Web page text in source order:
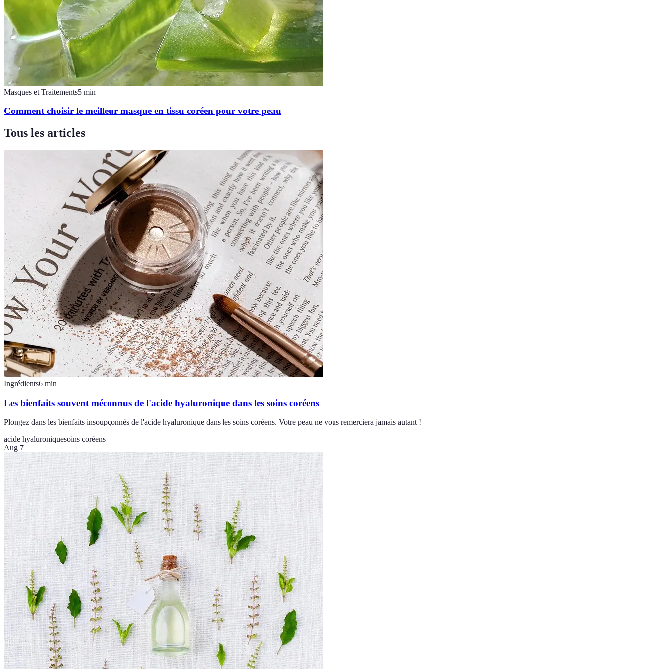
Masques et Traitements5 min
Comment choisir le meilleur masque en tissu coréen pour votre peau
Tous les articles
Ingrédients6 min
Les bienfaits souvent méconnus de l'acide hyaluronique dans les soins coréens
Plongez dans les bienfaits insoupçonnés de l'acide hyaluronique dans les soins coréens. Votre peau ne vous remerciera jamais autant !
acide hyaluroniquesoins coréens
Aug 7